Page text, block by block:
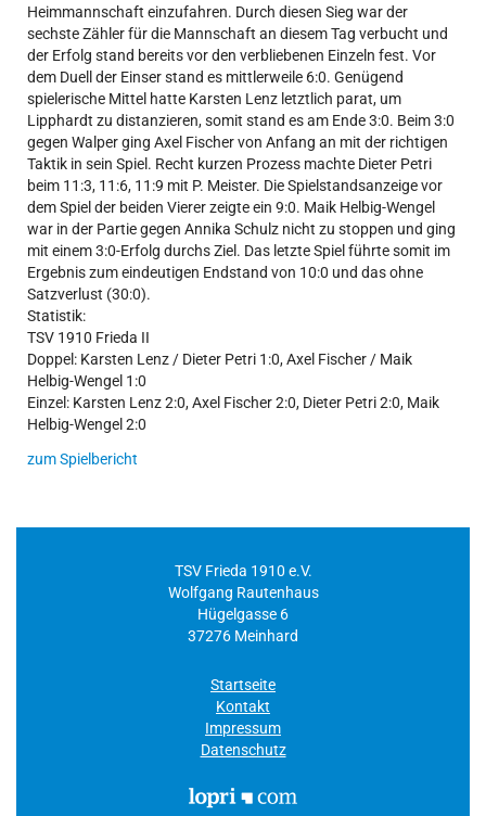
Heimmannschaft einzufahren. Durch diesen Sieg war der
sechste Zähler für die Mannschaft an diesem Tag verbucht und
der Erfolg stand bereits vor den verbliebenen Einzeln fest. Vor
dem Duell der Einser stand es mittlerweile 6:0. Genügend
spielerische Mittel hatte Karsten Lenz letztlich parat, um
Lipphardt zu distanzieren, somit stand es am Ende 3:0. Beim 3:0
gegen Walper ging Axel Fischer von Anfang an mit der richtigen
Taktik in sein Spiel. Recht kurzen Prozess machte Dieter Petri
beim 11:3, 11:6, 11:9 mit P. Meister. Die Spielstandsanzeige vor
dem Spiel der beiden Vierer zeigte ein 9:0. Maik Helbig-Wengel
war in der Partie gegen Annika Schulz nicht zu stoppen und ging
mit einem 3:0-Erfolg durchs Ziel. Das letzte Spiel führte somit im
Ergebnis zum eindeutigen Endstand von 10:0 und das ohne
Satzverlust (30:0).
Statistik:
TSV 1910 Frieda II
Doppel: Karsten Lenz / Dieter Petri 1:0, Axel Fischer / Maik
Helbig-Wengel 1:0
Einzel: Karsten Lenz 2:0, Axel Fischer 2:0, Dieter Petri 2:0, Maik
Helbig-Wengel 2:0
zum Spielbericht
TSV Frieda 1910 e.V.
Wolfgang Rautenhaus
Hügelgasse 6
37276 Meinhard
Startseite
Kontakt
Impressum
Datenschutz